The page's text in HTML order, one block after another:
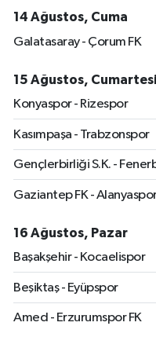
14 Ağustos, Cuma
Galatasaray - Çorum FK
15 Ağustos, Cumartesi
Konyaspor - Rizespor
Kasımpaşa - Trabzonspor
Gençlerbirliği S.K. -
Gaziantep FK -
16 Ağustos, Pazar
Başakşehir - Kocaelispor
Beşiktaş - Eyüpspor
Amed - Erzurumspor FK